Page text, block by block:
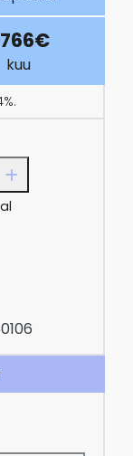
kuu